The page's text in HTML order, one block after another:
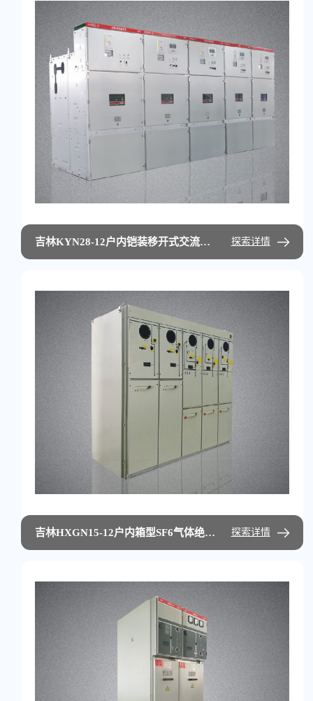
吉林KYN28-12户内铠装移开式交流金属封闭开关设备 探索详情
吉林HXGN15-12户内箱型SF6气体绝缘交流环网开关设备 探索详情